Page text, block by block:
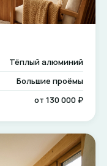
Тёплый алюминий
Большие проёмы
от 130 000 ₽